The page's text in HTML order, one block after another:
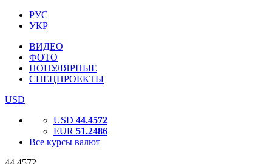
РУС
УКР
ВИДЕО
ФОТО
ПОПУЛЯРНЫЕ
СПЕЦПРОЕКТЫ
USD
USD 44.4572
EUR 51.2486
Все курсы валют